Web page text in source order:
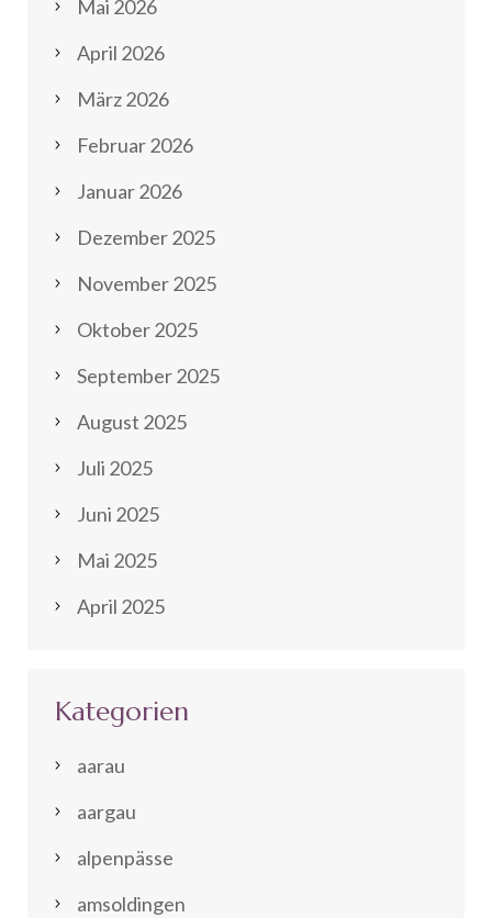
Mai 2026
April 2026
März 2026
Februar 2026
Januar 2026
Dezember 2025
November 2025
Oktober 2025
September 2025
August 2025
Juli 2025
Juni 2025
Mai 2025
April 2025
Kategorien
aarau
aargau
alpenpässe
amsoldingen